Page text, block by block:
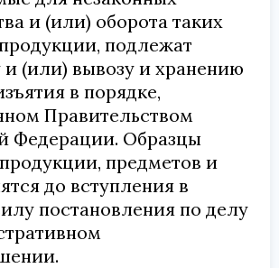
и (или) оборота таких
подлежат
(или) вывозу и хранению
в порядке,
Правительством
Федерации. Образцы
предметов и
до вступления в
постановления по делу